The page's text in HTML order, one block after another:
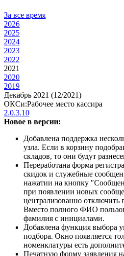
За все время
2026
2025
2024
2023
2022
2021
2020
2019
Декабрь 2021 (12/2021)
ОКСи:Рабочее место кассира
2.0.3.10
Новое в версии:
Добавлена поддержка
узла. Если в корзину
складов, то они будут
Переработана форма
скидок и служебные
нажатии на кнопку
при появлении новых
централизованно отключить
Вместо полного ФИО
фамилия с инициалами.
Добавлена функция выбора
подбора. Окно появляется
номенклатуры есть
Печатную форму заявления